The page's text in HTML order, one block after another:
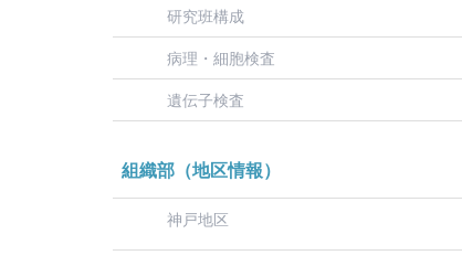
研究班構成
病理・細胞検査
遺伝子検査
組織部（地区情報）
神戸地区